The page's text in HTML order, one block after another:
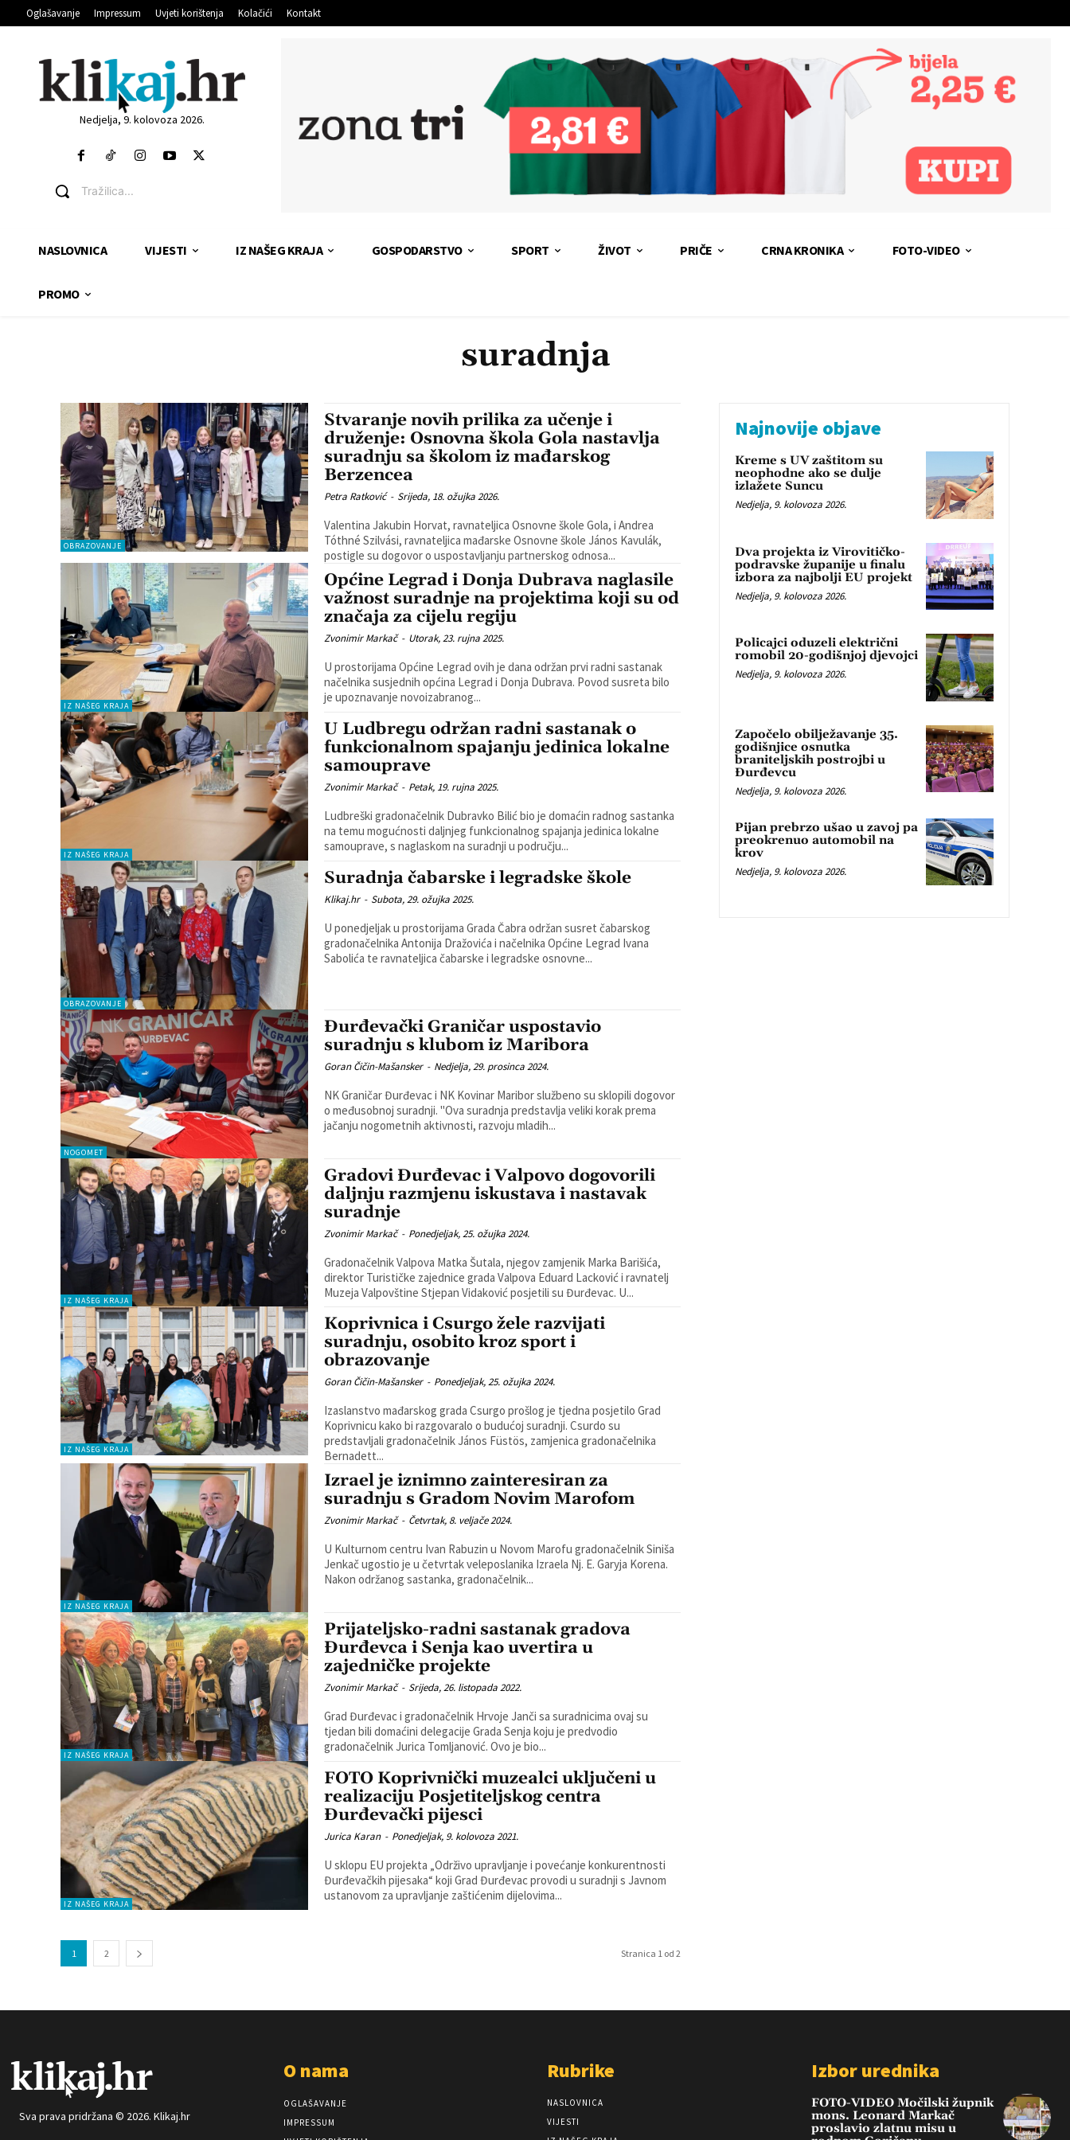
Oglašavanje Impressum Uvjeti korištenja Kolačići Kontakt
Nedjelja, 9. kolovoza 2026.
Tražilica...
NASLOVNICA VIJESTI IZ NAŠEG KRAJA GOSPODARSTVO SPORT ŽIVOT PRIČE CRNA KRONIKA FOTO-VIDEO
PROMO
suradnja
OBRAZOVANJE
Stvaranje novih prilika za učenje i
druženje: Osnovna škola Gola nastavlja
suradnju sa školom iz mađarskog
Berzencea
Petra Ratković - Srijeda, 18. ožujka 2026.
Valentina Jakubin Horvat, ravnateljica Osnovne škole Gola, i Andrea
Tóthné Szilvási, ravnateljica mađarske Osnovne škole János Kavulák,
postigle su dogovor o uspostavljanju partnerskog odnosa...
IZ NAŠEG KRAJA
Općine Legrad i Donja Dubrava naglasile
važnost suradnje na projektima koji su od
značaja za cijelu regiju
Zvonimir Markač - Utorak, 23. rujna 2025.
U prostorijama Općine Legrad ovih je dana održan prvi radni sastanak
načelnika susjednih općina Legrad i Donja Dubrava. Povod susreta bilo
je upoznavanje novoizabranog...
IZ NAŠEG KRAJA
U Ludbregu održan radni sastanak o
funkcionalnom spajanju jedinica lokalne
samouprave
Zvonimir Markač - Petak, 19. rujna 2025.
Ludbreški gradonačelnik Dubravko Bilić bio je domaćin radnog sastanka
na temu mogućnosti daljnjeg funkcionalnog spajanja jedinica lokalne
samouprave, s naglaskom na suradnji u području...
OBRAZOVANJE
Suradnja čabarske i legradske škole
Klikaj.hr - Subota, 29. ožujka 2025.
U ponedjeljak u prostorijama Grada Čabra održan susret čabarskog
gradonačelnika Antonija Dražovića i načelnika Općine Legrad Ivana
Sabolića te ravnateljica čabarske i legradske osnovne...
NOGOMET
Đurđevački Graničar uspostavio
suradnju s klubom iz Maribora
Goran Čičin-Mašansker - Nedjelja, 29. prosinca 2024.
NK Graničar Đurđevac i NK Kovinar Maribor službeno su sklopili dogovor
o međusobnoj suradnji. ''Ova suradnja predstavlja veliki korak prema
jačanju nogometnih aktivnosti, razvoju mladih...
IZ NAŠEG KRAJA
Gradovi Đurđevac i Valpovo dogovorili
daljnju razmjenu iskustava i nastavak
suradnje
Zvonimir Markač - Ponedjeljak, 25. ožujka 2024.
Gradonačelnik Valpova Matka Šutala, njegov zamjenik Marka Barišića,
direktor Turističke zajednice grada Valpova Eduard Lacković i ravnatelj
Muzeja Valpovštine Stjepan Vidaković posjetili su Đurđevac. U...
IZ NAŠEG KRAJA
Koprivnica i Csurgo žele razvijati
suradnju, osobito kroz sport i
obrazovanje
Goran Čičin-Mašansker - Ponedjeljak, 25. ožujka 2024.
Izaslanstvo mađarskog grada Csurgo prošlog je tjedna posjetilo Grad
Koprivnicu kako bi razgovaralo o budućoj suradnji. Csurdo su
predstavljali gradonačelnik János Füstös, zamjenica gradonačelnika
Bernadett...
IZ NAŠEG KRAJA
Izrael je iznimno zainteresiran za
suradnju s Gradom Novim Marofom
Zvonimir Markač - Četvrtak, 8. veljače 2024.
U Kulturnom centru Ivan Rabuzin u Novom Marofu gradonačelnik Siniša
Jenkač ugostio je u četvrtak veleposlanika Izraela Nj. E. Garyja Korena.
Nakon održanog sastanka, gradonačelnik...
IZ NAŠEG KRAJA
Prijateljsko-radni sastanak gradova
Đurđevca i Senja kao uvertira u
zajedničke projekte
Zvonimir Markač - Srijeda, 26. listopada 2022.
Grad Đurđevac i gradonačelnik Hrvoje Janči sa suradnicima ovaj su
tjedan bili domaćini delegacije Grada Senja koju je predvodio
gradonačelnik Jurica Tomljanović. Ovo je bio...
IZ NAŠEG KRAJA
FOTO Koprivnički muzealci uključeni u
realizaciju Posjetiteljskog centra
Đurđevački pijesci
Jurica Karan - Ponedjeljak, 9. kolovoza 2021.
U sklopu EU projekta „Održivo upravljanje i povećanje konkurentnosti
Đurđevačkih pijesaka“ koji Grad Đurđevac provodi u suradnji s Javnom
ustanovom za upravljanje zaštićenim dijelovima...
1 2 Stranica 1 od 2
Najnovije objave
Kreme s UV zaštitom su
neophodne ako se dulje
izlažete Suncu
Nedjelja, 9. kolovoza 2026.
Dva projekta iz Virovitičko-
podravske županije u finalu
izbora za najbolji EU projekt
Nedjelja, 9. kolovoza 2026.
Policajci oduzeli električni
romobil 20-godišnjoj djevojci
Nedjelja, 9. kolovoza 2026.
Započelo obilježavanje 35.
godišnjice osnutka
braniteljskih postrojbi u
Đurđevcu
Nedjelja, 9. kolovoza 2026.
Pijan prebrzo ušao u zavoj pa
preokrenuo automobil na
krov
Nedjelja, 9. kolovoza 2026.
Sva prava pridržana © 2026. Klikaj.hr
O nama
OGLAŠAVANJE
IMPRESSUM
Rubrike
NASLOVNICA
VIJESTI
Izbor urednika
FOTO-VIDEO Močilski župnik
mons. Leonard Markač
proslavio zlatnu misu u